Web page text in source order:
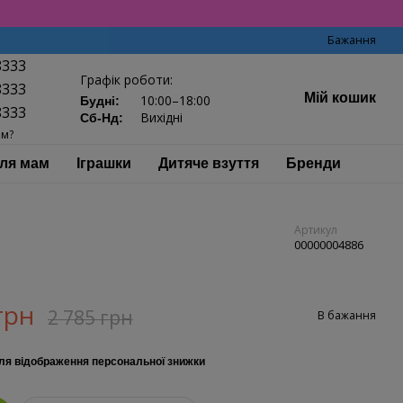
Бажання
Графік роботи:
Будні: 10:00–18:00
Сб-Нд: Вихідні
Мій кошик
мам Іграшки Дитяче взуття Бренди
Артикул
00000004886
2 785 грн В бажання
відображення персональної знижки